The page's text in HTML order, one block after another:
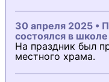
30 апреля 2025 •
состоялся в
На праздник был
местного храма.